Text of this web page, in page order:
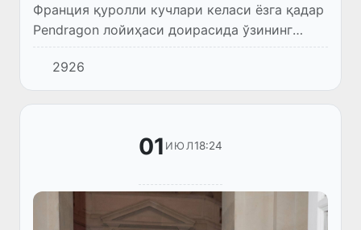
Франция қуролли кучлари келаси ёзга қадар
Pendragon лойиҳаси доирасида ўзининг
биринчи жанговар робот бўлинмасини
жойлаштиришни режалаштирмоқда.
2926
01 ИЮЛ18:24